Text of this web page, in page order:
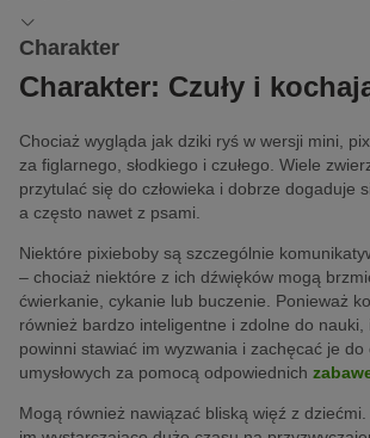
Charakter
Charakter: Czuły i
Chociaż wygląda jak dziki ryś w wersji mini,
za figlarnego, słodkiego i czułego. Wiele
przytulać się do człowieka i dobrze dogaduje
a często nawet z psami.
Niektóre pixieboby są szczególnie
– chociaż niektóre z ich dźwięków mogą
ćwierkanie, cykanie lub buczenie. Ponieważ
również bardzo inteligentne i zdolne do nauki,
powinni stawiać im wyzwania i zachęcać je do
umysłowych za pomocą odpowiednich
Mogą również nawiązać bliską więź z